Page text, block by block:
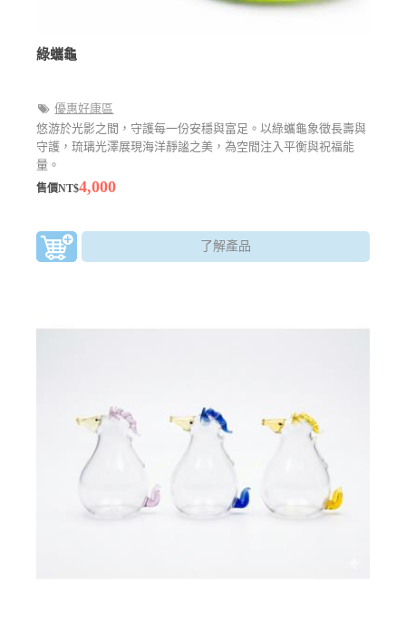
綠蠵龜
優惠好康區
悠游於光影之間，守護每一份安穩與富足。以綠蠵龜象徵長壽與
守護，琉璃光澤展現海洋靜謐之美，為空間注入平衡與祝福能
量。
售價NT$4,000
了解產品